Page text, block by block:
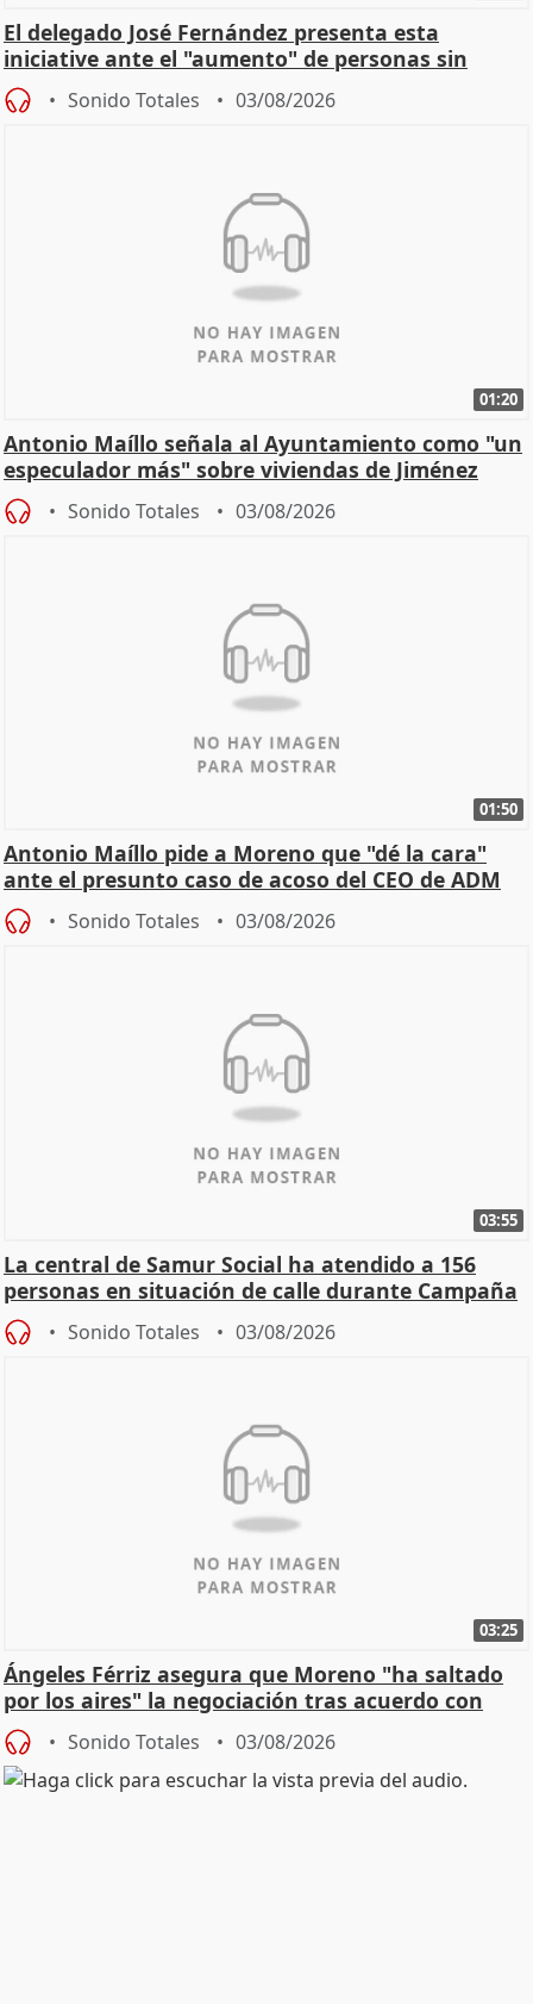
El delegado José Fernández presenta esta
iniciative ante el "aumento" de personas sin
hogar en Madri
Sonido Totales 03/08/2026
01:20
Antonio Maíllo señala al Ayuntamiento como "un
especulador más" sobre viviendas de Jiménez
Becerril
Sonido Totales 03/08/2026
01:50
Antonio Maíllo pide a Moreno que "dé la cara"
ante el presunto caso de acoso del CEO de ADM
Sonido Totales 03/08/2026
03:55
La central de Samur Social ha atendido a 156
personas en situación de calle durante Campaña
de Calor
Sonido Totales 03/08/2026
03:25
Ángeles Férriz asegura que Moreno "ha saltado
por los aires" la negociación tras acuerdo con
SMA
Sonido Totales 03/08/2026